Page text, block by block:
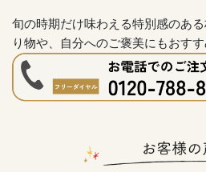
旬の時期だけ味わえる特別感のあ
り物や、自分へのご褒美にもおすす